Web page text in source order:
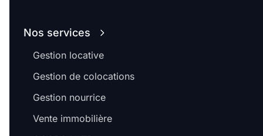
Nos services
Gestion locative
Gestion de colocations
Gestion nourrice
Vente immobilière